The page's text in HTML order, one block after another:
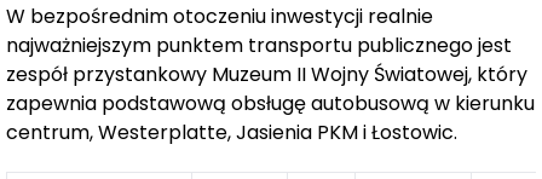
Miasta sprawia, żeBrabankoferuje pełnię miejskich
udogodnień i stabilną wartość na przyszłość.
W bezpośrednim otoczeniu inwestycji realnie
najważniejszym punktem transportu publicznego jest
zespół przystankowy Muzeum II Wojny Światowej, który
zapewnia podstawową obsługę autobusową w kierunku
centrum, Westerplatte, Jasienia PKM i Łostowic.